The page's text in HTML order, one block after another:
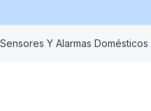
Sensores Y Alarmas Domésticos